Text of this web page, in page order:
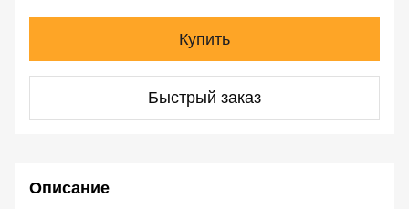
Купить
Быстрый заказ
Описание